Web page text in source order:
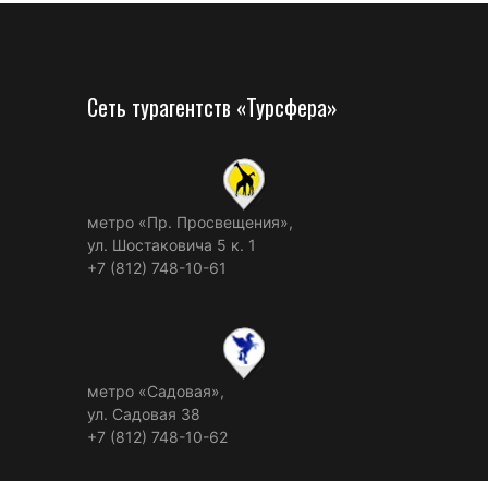
Сеть турагентств «Турсфера»
метро «Пр. Просвещения»,
ул. Шостаковича 5 к. 1
+7 (812) 748-10-61
метро «Садовая»,
ул. Садовая 38
+7 (812) 748-10-62